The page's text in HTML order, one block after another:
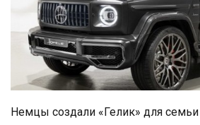
Немцы создали «Гелик» для